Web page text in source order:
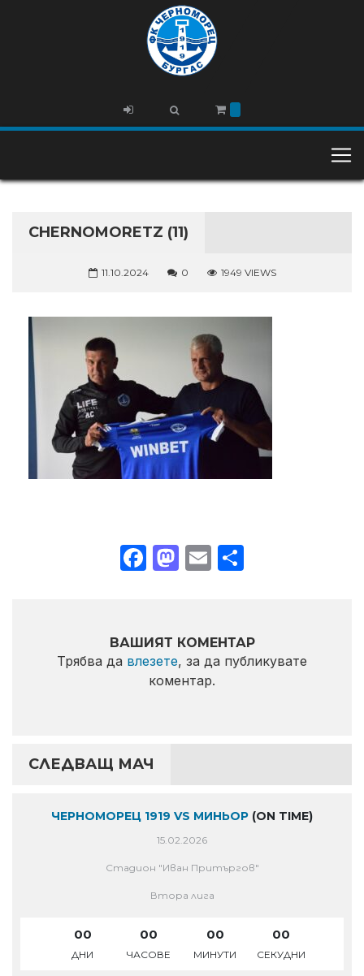
CHERNOMORETZ (11)
11.10.2024 0 1949 VIEWS
Facebook
Mastodon
Email
ВАШИЯТ КОМЕНТАР
Трябва да влезете, за да публикувате
коментар.
СЛЕДВАЩ МАЧ
ЧЕРНОМОРЕЦ 1919 VS МИНЬОР (ON TIME)
15.02.2026
Стадион "Иван Притъргов"
Втора лига
00
ДНИ
00
ЧАСОВЕ
00
МИНУТИ
00
СЕКУДНИ